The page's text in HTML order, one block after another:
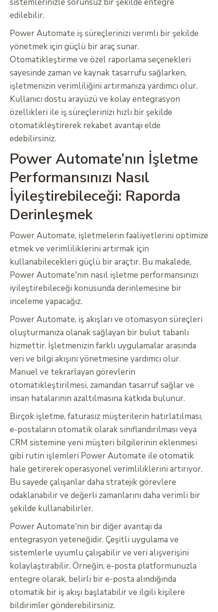
sistemlerinizle sorunsuz bir şekilde entegre
edilebilir.
Power Automate iş süreçlerinizi verimli bir şekilde
yönetmek için güçlü bir araç sunar.
Otomatikleştirme ve özel raporlama seçenekleri
sayesinde zaman ve kaynak tasarrufu sağlarken,
işletmenizin verimliliğini artırmanıza yardımcı olur.
Kullanıcı dostu arayüzü ve kolay entegrasyon
özellikleri ile iş süreçlerinizi hızlı bir şekilde
otomatikleştirerek rekabet avantajı elde
edebilirsiniz.
Power Automate’nın İşletme
Performansınızı Nasıl
İyileştirebileceği: Raporda
Derinleşmek
Power Automate, işletmelerin faaliyetlerini optimize
etmek ve verimliliklerini artırmak için
kullanabilecekleri güçlü bir araçtır. Bu makalede,
Power Automate'nın nasıl işletme performansınızı
iyileştirebileceği konusunda derinlemesine bir
inceleme yapacağız.
Power Automate, iş akışları ve otomasyon süreçleri
oluşturmanıza olanak sağlayan bir bulut tabanlı
hizmettir. İşletmenizin farklı uygulamalar arasında
veri ve bilgi akışını yönetmesine yardımcı olur.
Manuel ve tekrarlayan görevlerin
otomatikleştirilmesi, zamandan tasarruf sağlar ve
insan hatalarının azaltılmasına katkıda bulunur.
Birçok işletme, faturasız müşterilerin hatırlatılması,
e-postaların otomatik olarak sınıflandırılması veya
CRM sistemine yeni müşteri bilgilerinin eklenmesi
gibi rutin işlemleri Power Automate ile otomatik
hale getirerek operasyonel verimliliklerini artırıyor.
Bu sayede çalışanlar daha stratejik görevlere
odaklanabilir ve değerli zamanlarını daha verimli bir
şekilde kullanabilirler.
Power Automate'nin bir diğer avantajı da
entegrasyon yeteneğidir. Çeşitli uygulama ve
sistemlerle uyumlu çalışabilir ve veri alışverişini
kolaylaştırabilir. Örneğin, e-posta platformunuzla
entegre olarak, belirli bir e-posta alındığında
otomatik bir iş akışı başlatabilir ve ilgili kişilere
bildirimler gönderebilirsiniz.